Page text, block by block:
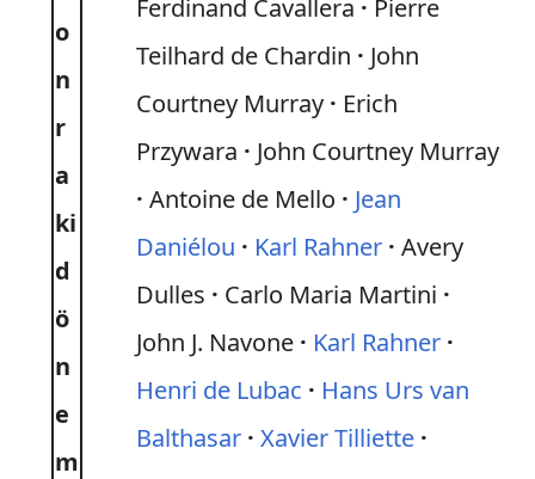
o
n
r
a
ki
d
ö
n
e
m
Ferdinand Cavallera
Pierre
Teilhard de Chardin
John
Courtney Murray
Erich
Przywara
John Courtney Murray
Antoine de Mello
Jean
Daniélou
Karl Rahner Avery
Dulles
Carlo Maria Martini
John J. Navone
Karl Rahner
Henri de Lubac
Hans Urs van
Balthasar Xavier Tilliette